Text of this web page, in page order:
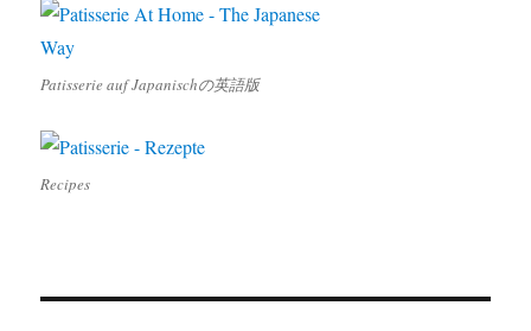
Patisserie auf Japanischの英語版
Recipes